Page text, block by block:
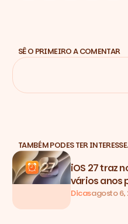
SÊ O PRIMEIRO A COMENTAR
TAMBÉM PODES TER
iOS 27 traz
vários anos
Dicasagosto 6,